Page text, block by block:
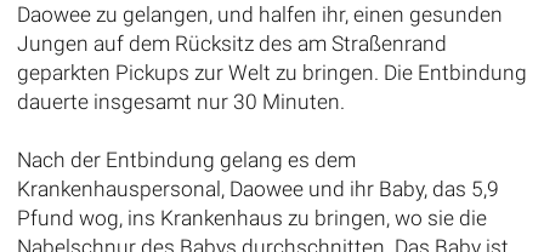
Daowee zu gelangen, und halfen ihr, einen gesunden
Jungen auf dem Rücksitz des am Straßenrand
geparkten Pickups zur Welt zu bringen. Die Entbindung
dauerte insgesamt nur 30 Minuten.
Nach der Entbindung gelang es dem
Krankenhauspersonal, Daowee und ihr Baby, das 5,9
Pfund wog, ins Krankenhaus zu bringen, wo sie die
Nabelschnur des Babys durchschnitten. Das Baby ist